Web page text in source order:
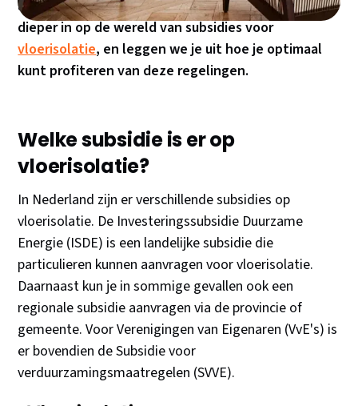
aantrekkelijker te maken. In deze blog duiken we
dieper in op de wereld van subsidies voor
vloerisolatie, en leggen we je uit hoe je optimaal
kunt profiteren van deze regelingen.
Welke subsidie is er op
vloerisolatie?
In Nederland zijn er verschillende subsidies op
vloerisolatie. De Investeringssubsidie Duurzame
Energie (ISDE) is een landelijke subsidie die
particulieren kunnen aanvragen voor vloerisolatie.
Daarnaast kun je in sommige gevallen ook een
regionale subsidie aanvragen via de provincie of
gemeente. Voor Verenigingen van Eigenaren (VvE's) is
er bovendien de Subsidie voor
verduurzamingsmaatregelen (SVVE).